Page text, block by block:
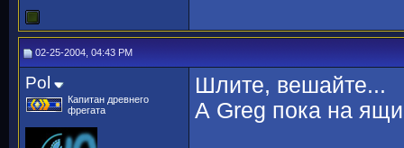
02-25-2004, 04:43 PM
Pol
Капитан древнего
фрегата
Шлите, вешайте...
А Greg пока на